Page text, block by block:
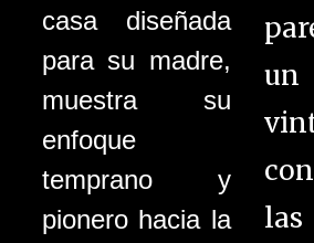
casa diseñada
para su madre,
muestra su
enfoque
temprano y
pionero hacia la